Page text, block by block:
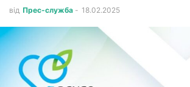
від Прес-служба - 18.02.2025